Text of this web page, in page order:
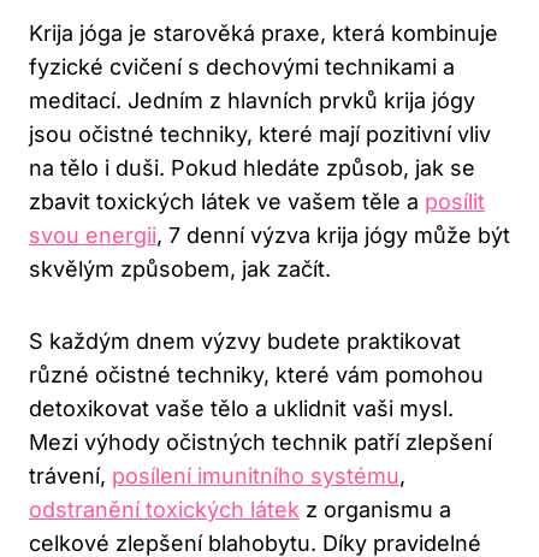
Krija jóga je ⁣starověká​ praxe, která kombinuje
fyzické cvičení s dechovými technikami a
meditací. Jedním z hlavních prvků krija​ jógy
jsou⁣ očistné‌ techniky, které mají ⁢pozitivní vliv
na tělo i ​duši. Pokud hledáte způsob, jak se
‍zbavit⁤ toxických⁤ látek ve vašem těle a ​ posílit
svou energii, 7 denní výzva krija​ jógy může být
skvělým způsobem, jak ‍začít.
S každým dnem výzvy budete praktikovat‌
různé očistné techniky,‍ které vám pomohou
‍detoxikovat vaše ‌tělo‍ a uklidnit vaši‌ mysl.
Mezi výhody očistných technik patří zlepšení
trávení,⁤ posílení imunitního systému,
odstranění toxických látek ⁤ z organismu a ​
celkové⁢ zlepšení blahobytu. ⁣Díky pravidelné‌